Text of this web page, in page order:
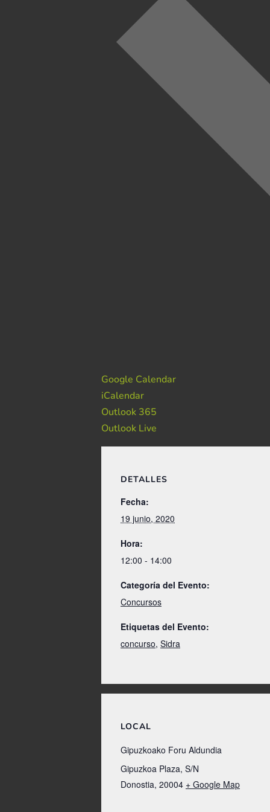
Google Calendar
iCalendar
Outlook 365
Outlook Live
DETALLES
Fecha:
19 junio, 2020
Hora:
12:00 - 14:00
Categoría del Evento:
Concursos
Etiquetas del Evento:
concurso, Sidra
LOCAL
Gipuzkoako Foru Aldundia
Gipuzkoa Plaza, S/N
Donostia, 20004 + Google Map